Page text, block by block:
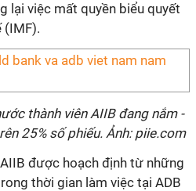
lại việc mất quyền biểu quyết
(IMF).
thành viên AIIB đang nắm -
25% số phiếu. Ảnh: piie.com
được hoạch định từ những
thời gian làm việc tại ADB